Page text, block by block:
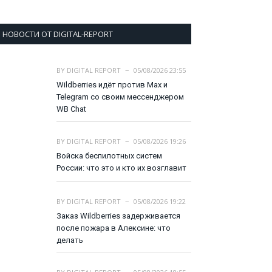
НОВОСТИ ОТ DIGITAL-REPORT
BY DIGITAL REPORT
05/08/2026 23:55
Wildberries идёт против Max и
Telegram со своим мессенджером
WB Chat
BY DIGITAL REPORT
05/08/2026 19:26
Войска беспилотных систем
России: что это и кто их возглавит
BY DIGITAL REPORT
05/08/2026 19:22
Заказ Wildberries задерживается
после пожара в Алексине: что
делать